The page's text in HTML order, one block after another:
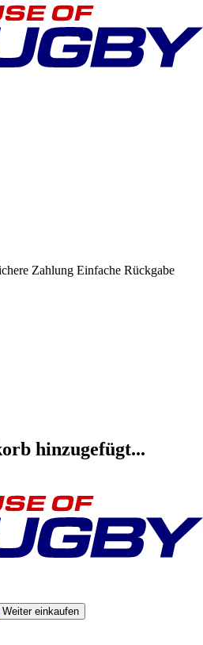
Zahlung Einfache Rückgabe
hinzugefügt...
Weiter einkaufen